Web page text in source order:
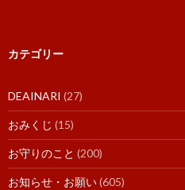
カテゴリー
DEAINARI (27)
おみくじ (15)
お守りのこと (200)
お知らせ・お願い(605)